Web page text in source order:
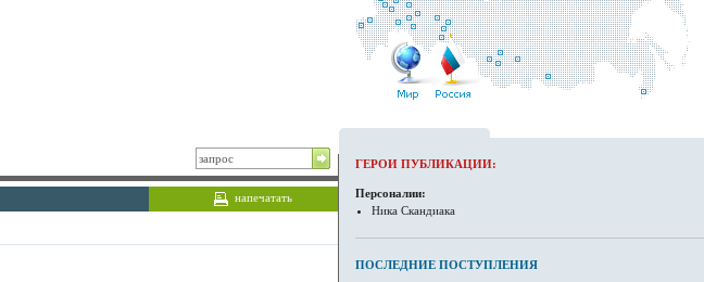
напечатать
ГЕРОИ ПУБЛИКАЦИИ:
Персоналии:
Ника Скандиака
ПОСЛЕДНИЕ ПОСТУПЛЕНИЯ